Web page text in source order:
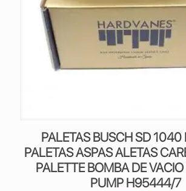
PALETAS BUSCH SD 1040
PALETAS ASPAS ALETAS
PALETTE BOMBA DE
PUMP H95444/7